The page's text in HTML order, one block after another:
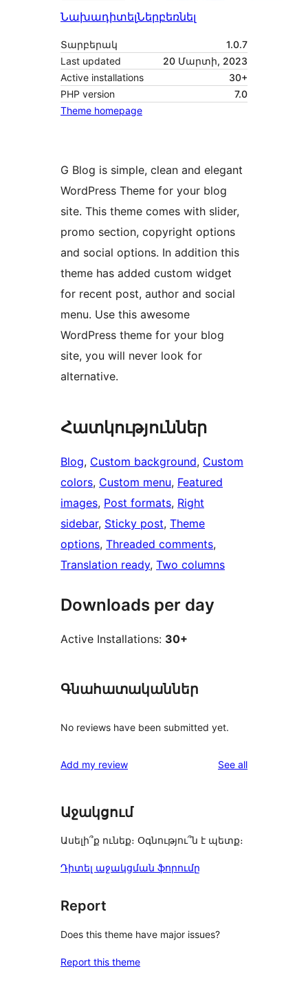
ՆախադիտելՆերբեռնել
Տարբերակ
1.0.7
Last updated
20 Մարտի, 2023
Active installations
30+
PHP version
7.0
Theme homepage
G Blog is simple, clean and elegant
WordPress Theme for your blog
site. This theme comes with slider,
promo section, copyright options
and social options. In addition this
theme has added custom widget
for recent post, author and social
menu. Use this awesome
WordPress theme for your blog
site, you will never look for
alternative.
Հատկություններ
Blog, Custom background, Custom
colors, Custom menu, Featured
images, Post formats, Right
sidebar, Sticky post, Theme
options, Threaded comments
Translation ready, Two columns
Downloads per day
Active Installations: 30+
Գնահատականներ
No reviews have been submitted yet.
Add my review See allreviews
Աջակցում
Ասելի՞ք ունեք։ Օգնությու՞ն է պետք։
Դիտել աջակցման ֆորումը
Report
Does this theme have major issues?
Report this theme